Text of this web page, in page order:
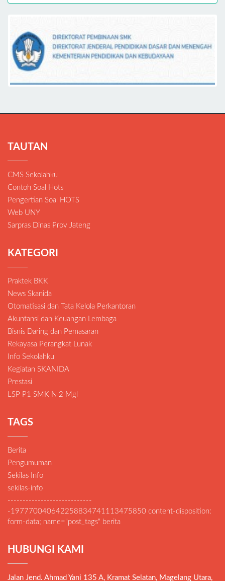
TAUTAN
CMS Sekolahku
Contoh Soal Hots
Pengertian Soal HOTS
Web UNY
Sarpras Dinas Prov Jateng
KATEGORI
Praktek BKK
News Skanida
Otomatisasi dan Tata Kelola Perkantoran
Akuntansi dan Keuangan Lembaga
Bisnis Daring dan Pemasaran
Rekayasa Perangkat Lunak
Info Sekolahku
Kegiatan SKANIDA
Prestasi
LSP P1 SMK N 2 Mgl
TAGS
Berita
Pengumuman
Sekilas Info
sekilas-info
----------------------------
-197770040642258834741113475850 content-disposition:
form-data; name="post_tags" berita
HUBUNGI KAMI
Jalan Jend. Ahmad Yani 135 A, Kramat Selatan, Magelang Utara,